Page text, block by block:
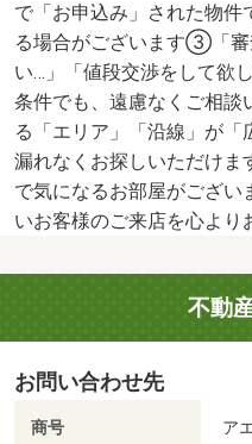
で「お申込み」された物件
る場合がございます③「審
い…」「値段交渉をして欲
条件でも、遠慮なくご相
る「エリア」「沿線」が
漏れなくお探しいただけま
で気になるお部屋がござい
いお客様のご来店を心より
不動
お問い合わせ先
商号 ア